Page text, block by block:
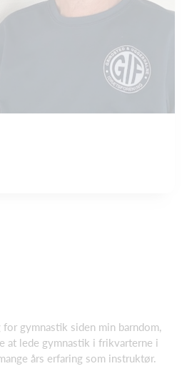
for gymnastik siden min barndom,
at lede gymnastik i frikvarterne i
års erfaring som instruktør.